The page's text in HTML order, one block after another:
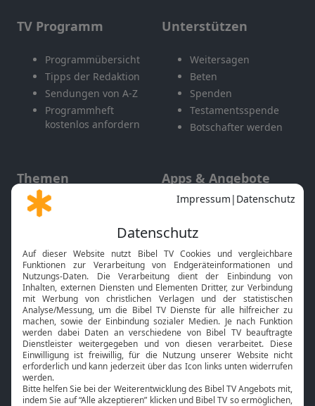
TV Programm
Programmübersicht
Tipps der Redaktion
Sendungen von A-Z
Programmheft
kostenlos anfordern
Unterstützen
Weitersagen
Beten
Spenden
Testamentsspende
Botschafter werden
Themen
Gott und Bibel erklärt
Neuigkeiten
Apps & Angebote
Mobile App
Smart TV
HbbTV
Bibelthek Online-Bibel
Nächster Gottesdienst
Bibel TV
Über uns
Service
Kontakt